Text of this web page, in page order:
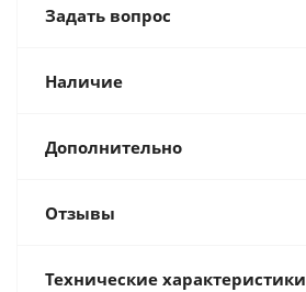
Задать вопрос
Наличие
Дополнительно
Отзывы
Технические характеристики